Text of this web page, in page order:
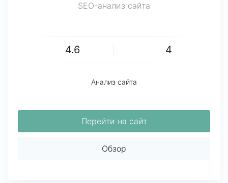
SEO-анализ сайта
4.6 4
Анализ сайта
Перейти на сайт
Обзор